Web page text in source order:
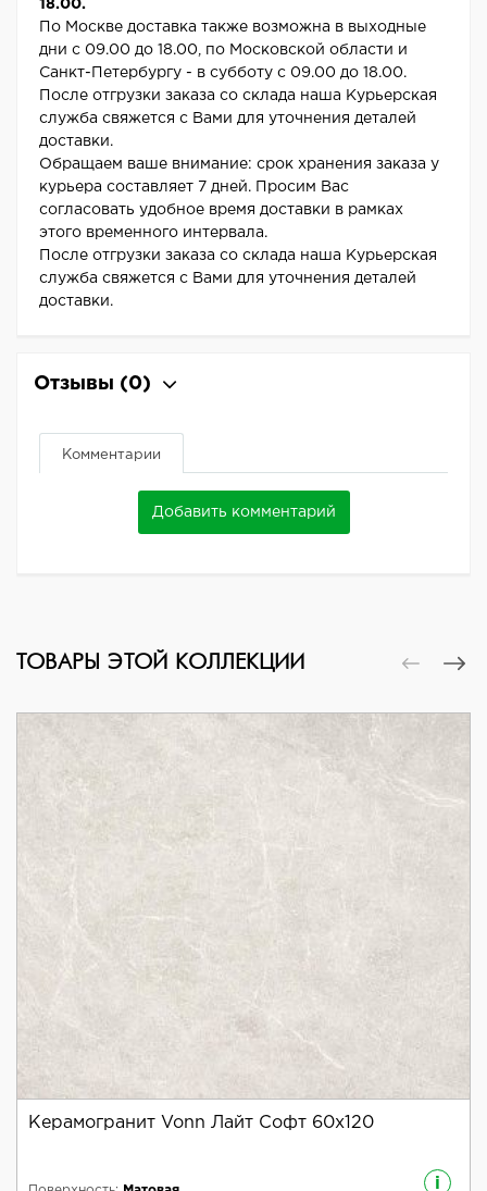
18.00.
По Москве доставка также возможна в выходные
дни с 09.00 до 18.00, по Московской области и
Санкт-Петербургу - в субботу с 09.00 до 18.00.
После отгрузки заказа со склада наша Курьерская
служба свяжется с Вами для уточнения деталей
доставки.
Обращаем ваше внимание: срок хранения заказа у
курьера составляет 7 дней. Просим Вас
согласовать удобное время доставки в рамках
этого временного интервала.
После отгрузки заказа со склада наша Курьерская
служба свяжется с Вами для уточнения деталей
доставки.
Отзывы (0)
Комментарии
Добавить комментарий
ТОВАРЫ ЭТОЙ КОЛЛЕКЦИИ
Керамогранит Vonn Лайт Софт 60x120
i